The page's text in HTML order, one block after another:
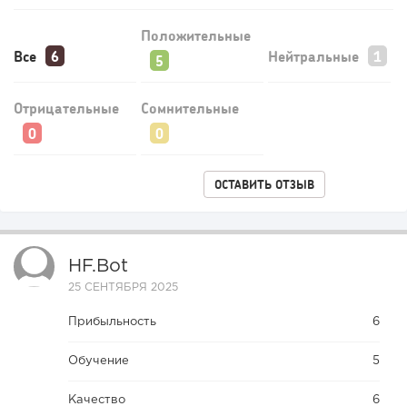
Все
Положительные
Нейтральные
Отрицательные Сомнительные
ОСТАВИТЬ ОТЗЫВ
HF.bot
25 СЕНТЯБРЯ 2025
Прибыльность 6
Обучение 5
Качество 6